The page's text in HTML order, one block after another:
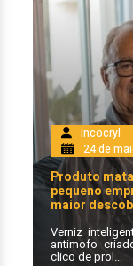
Incocryl
24 de
Produto
pequeno
maior
Verniz
antimofo
clico de prol...